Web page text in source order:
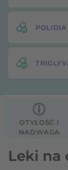
POLIDIA
OTYŁOŚĆ I
NADWAGA
Leki na